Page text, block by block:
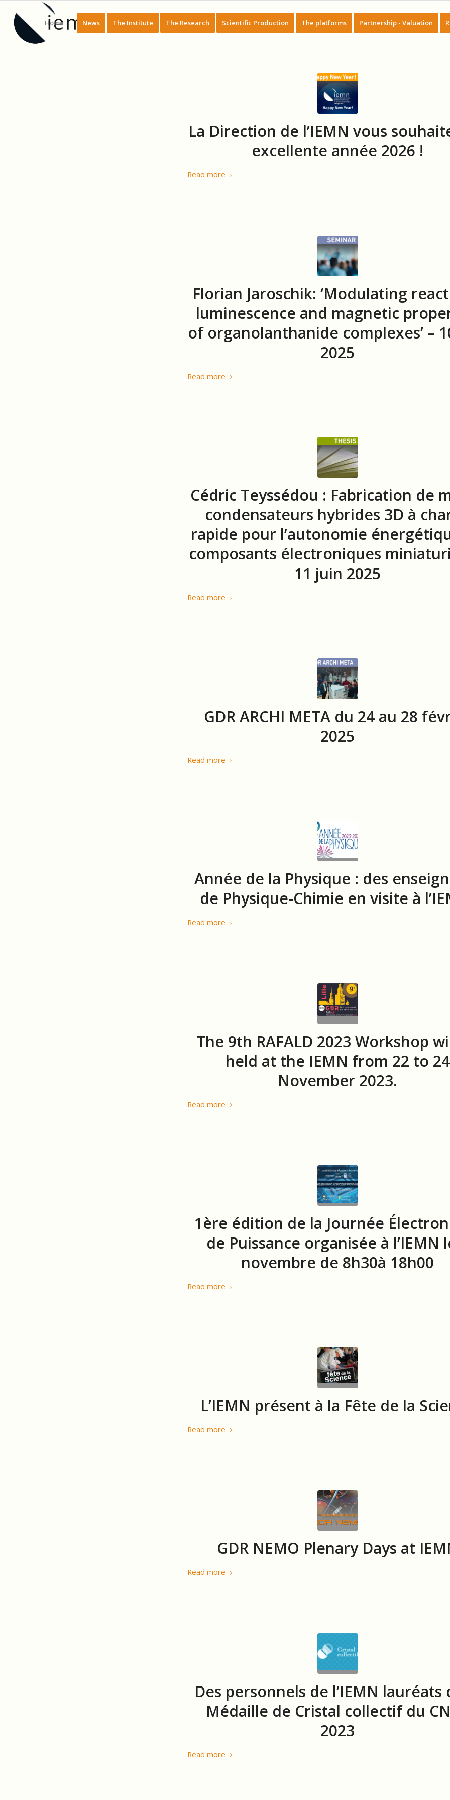
Home News The Institute The Research Scientific Production The platforms Partnership - Valuation
La Direction de l’IEMN vous
excellente année 2026 !
Read more
Florian Jaroschik: ‘Modulating
luminescence and magnetic
of organolanthanide complexes’ –
2025
Read more
Cédric Teyssédou : Fabrication de
condensateurs hybrides 3D à
rapide pour l’autonomie
composants électroniques
11 juin 2025
Read more
GDR ARCHI META du 24 au 28
2025
Read more
Année de la Physique : des
de Physique-Chimie en visite à
Read more
The 9th RAFALD 2023 Workshop
held at the IEMN from 22 to 24
November 2023.
Read more
1ère édition de la Journée
de Puissance organisée à l’IEMN
novembre de 8h30à 18h00
Read more
L’IEMN présent à la Fête de la
Read more
GDR NEMO Plenary Days at
Read more
Des personnels de l’IEMN lauréats
Médaille de Cristal collectif du
2023
Read more